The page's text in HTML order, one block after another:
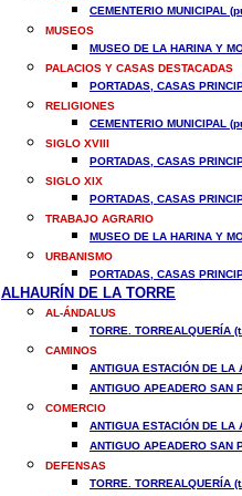
CEMENTERIO MUNICIPAL
MUSEOS
MUSEO DE LA HARINA Y
PALACIOS Y CASAS DESTACADAS
PORTADAS, CASAS
RELIGIONES
CEMENTERIO MUNICIPAL
SIGLO XVIII
PORTADAS, CASAS
SIGLO XIX
PORTADAS, CASAS
TRABAJO AGRARIO
MUSEO DE LA HARINA Y
URBANISMO
PORTADAS, CASAS
ALHAURÍN DE LA TORRE
AL-ÁNDALUS
TORRE. TORREALQUERÍA
CAMINOS
ANTIGUA ESTACIÓN DE LA
ANTIGUO APEADERO SAN
COMERCIO
ANTIGUA ESTACIÓN DE LA
ANTIGUO APEADERO SAN
DEFENSAS
TORRE. TORREALQUERÍA